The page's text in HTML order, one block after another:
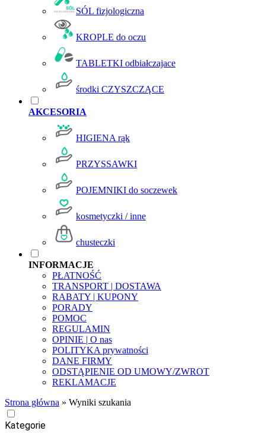
SÓL fizjologiczna
KROPLE do oczu
TABLETKI odbiałczajace
środki CZYSZCZĄCE
AKCESORIA
HIGIENA rąk
PRZYSSAWKI
POJEMNIKI do soczewek
kosmetyczki / inne
chusteczki
INFORMACJE
PŁATNOŚĆ
TRANSPORT | DOSTAWA
RABATY | KUPONY
PORADY
POMOC
REGULAMIN
OPINIE | O nas
POLITYKA prywatności
DANE FIRMY
ODSTĄPIENIE OD UMOWY/ZWROT
REKLAMACJE
Strona główna » Wyniki szukania
Kategorie